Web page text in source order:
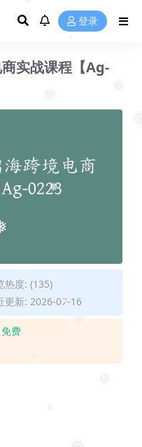
❅
❅
❅
登录
实战课程【Ag-
热度: (135)
更新: 2026-07-16
免费